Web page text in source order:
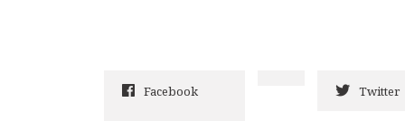
Facebook Twitter